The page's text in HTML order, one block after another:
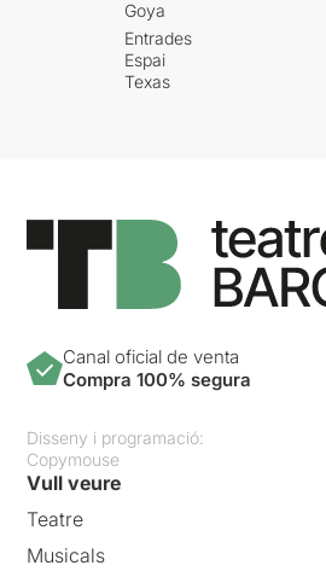
Goya
Entrades
Espai
Texas
Canal oficial de venta
Compra 100% segura
Disseny i programació:
Copymouse
Vull veure
Teatre
Musicals